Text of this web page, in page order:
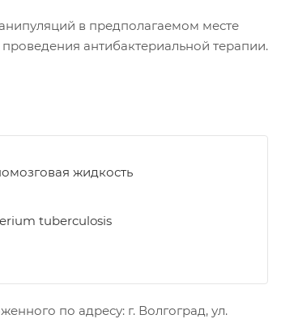
в предполагаемом месте
антибактериальной терапии.
жидкость
tuberculosis
по адресу: г. Волгоград, ул.